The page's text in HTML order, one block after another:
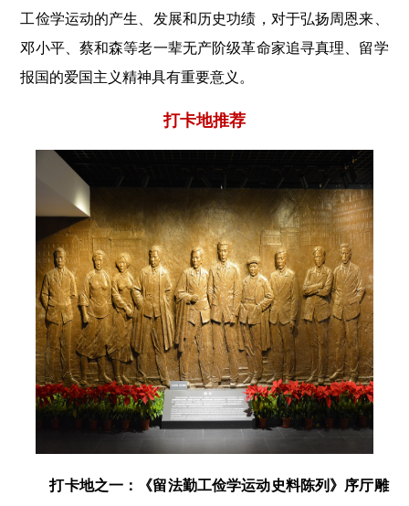
工俭学运动的产生、发展和历史功绩，对于弘扬周恩来、
邓小平、蔡和森等老一辈无产阶级革命家追寻真理、留学
报国的爱国主义精神具有重要意义。
打卡地推荐
打卡地之一：《留法勤工俭学运动史料陈列》序厅雕